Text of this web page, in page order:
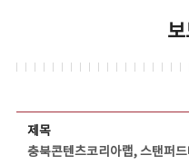
제목
충북콘텐츠코리아랩, 스탠퍼